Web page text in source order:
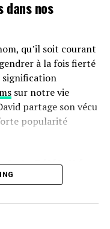
le potentiel
Bien que souvent
a débuté
dans nos
qu’il soit courant
à la fois fierté
signification
sur notre vie
partage son vécu
popularité
la Célébrité
, une époque où le
parents, Caroline